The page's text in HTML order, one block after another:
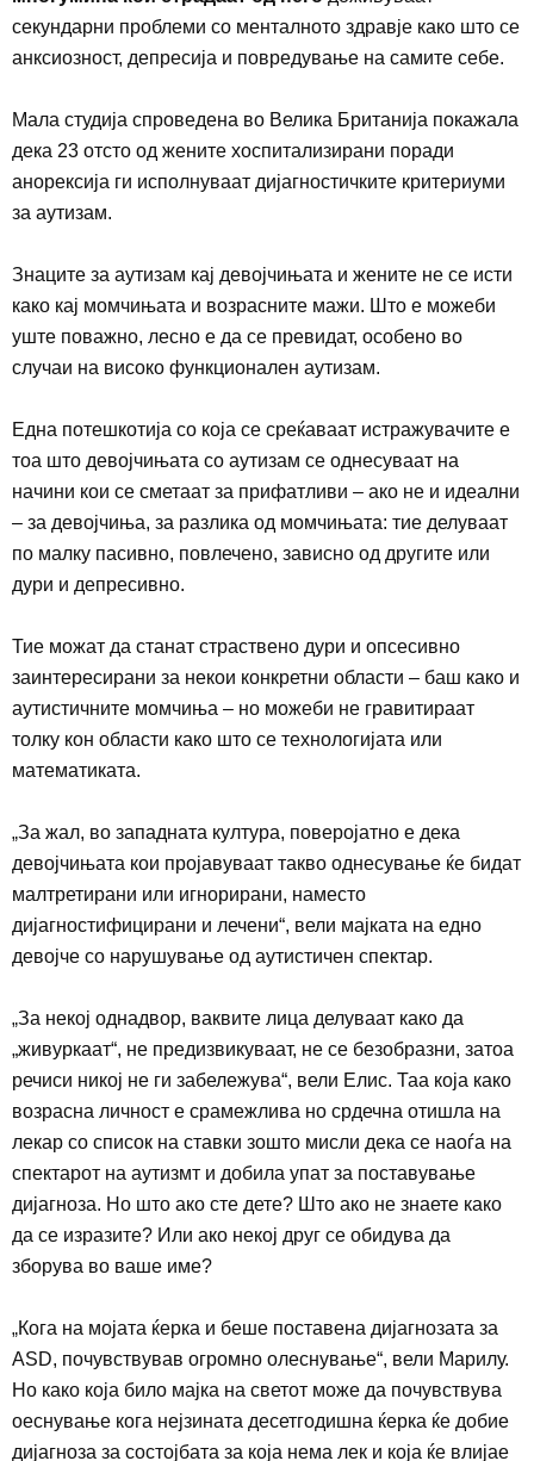
секундарни проблеми со менталното здравје како што се
анксиозност, депресија и повредување на самите себе.
Мала студија спроведена во Велика Британија покажала
дека 23 отсто од жените хоспитализирани поради
анорексија ги исполнуваат дијагностичките критериуми
за аутизам.
Знаците за аутизам кај девојчињата и жените не се исти
како кај момчињата и возрасните мажи. Што е можеби
уште поважно, лесно е да се превидат, особено во
случаи на високо функционален аутизам.
Една потешкотија со која се среќаваат истражувачите е
тоа што девојчињата со аутизам се однесуваат на
начини кои се сметаат за прифатливи – ако не и идеални
– за девојчиња, за разлика од момчињата: тие делуваат
по малку пасивно, повлечено, зависно од другите или
дури и депресивно.
Тие можат да станат страствено дури и опсесивно
заинтересирани за некои конкретни области – баш како и
аутистичните момчиња – но можеби не гравитираат
толку кон области како што се технологијата или
математиката.
„За жал, во западната култура, поверојатно е дека
девојчињата кои пројавуваат такво однесување ќе бидат
малтретирани или игнорирани, наместо
дијагностифицирани и лечени“, вели мајката на едно
девојче со нарушување од аутистичен спектар.
„За некој однадвор, ваквите лица делуваат како да
„живуркаат“, не предизвикуваат, не се безобразни, затоа
речиси никој не ги забележува“, вели Елис. Таа која како
возрасна личност е срамежлива но срдечна отишла на
лекар со список на ставки зошто мисли дека се наоѓа на
спектарот на аутизмт и добила упат за поставување
дијагноза. Но што ако сте дете? Што ако не знаете како
да се изразите? Или ако некој друг се обидува да
зборува во ваше име?
„Кога на мојата ќерка и беше поставена дијагнозата за
ASD, почувствував огромно олеснување“, вели Марилу.
Но како која било мајка на светот може да почувствува
оеснување кога нејзината десетгодишна ќерка ќе добие
дијагноза за состојбата за која нема лек и која ќе влијае